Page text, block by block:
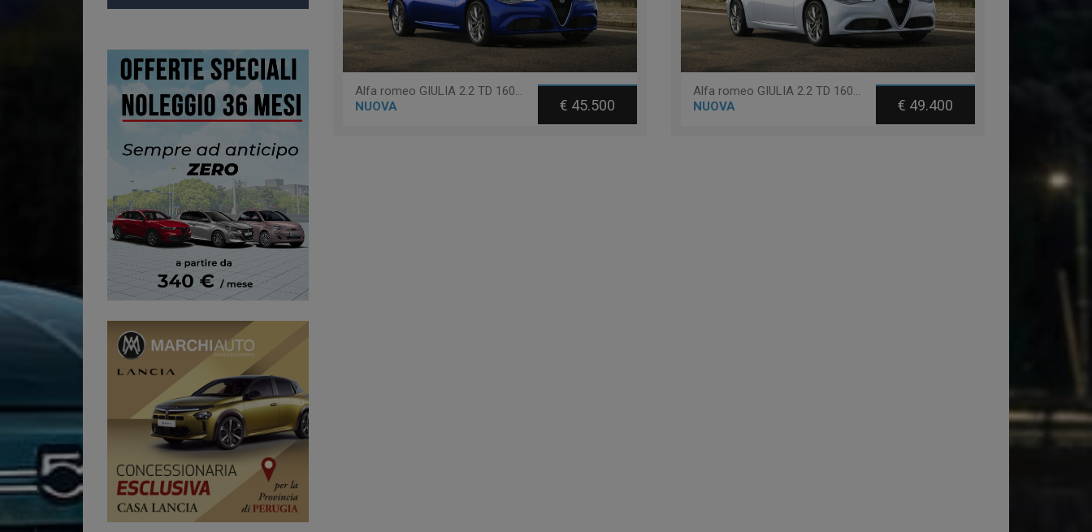
Alfa romeo GIULIA 2.2 TD 160 CV AT8 RWD SPRINT
NUOVA
€ 45.500
Alfa romeo GIULIA 2.2 TD 160 CV AT8 Q4 VELOCE
NUOVA
€ 49.400